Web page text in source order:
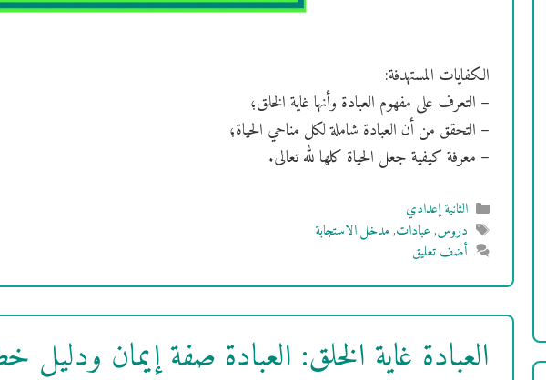
الكفايات المستهدفة:
– التعرف على مفهوم العبادة وأنها غاية الخلق؛
– التحقق من أن العبادة شاملة لكل مناحي الحياة؛
– معرفة كيفية جعل الحياة كلها لله تعالى.
التصنيفات
الثانية إعدادي
الوسوم
دروس,عبادات,مدخل الاستجابة
أضف تعليق
العبادة غاية الخلق: العبادة صفة إيمان ودليل